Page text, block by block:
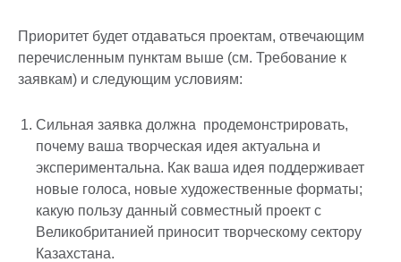
Приоритет будет отдаваться проектам, отвечающим
перечисленным пунктам выше (см. Требование к
заявкам) и следующим условиям:
Сильная заявка должна продемонстрировать,
почему ваша творческая идея актуальна и
экспериментальна. Как ваша идея поддерживает
новые голоса, новые художественные форматы;
какую пользу данный совместный проект с
Великобританией приносит творческому сектору
Казахстана.